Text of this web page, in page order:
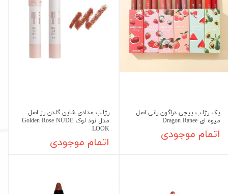
پک رژلب پیچی دراگون رانی اصل
میوه ای Dragon Ranee
اتمام موجودی
رژلب مدادی شاین گلدن رز اصل
مدل نود لوک Golden Rose NUDE
LOOK
اتمام موجودی